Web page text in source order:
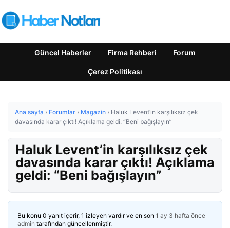
Güncel Haberler Firma Rehberi Forum
Çerez Politikası
Ana sayfa › Forumlar › Magazin › Haluk Levent’in karşılıksız çek
davasında karar çıktı! Açıklama geldi: “Beni bağışlayın”
Haluk Levent’in karşılıksız çek
davasında karar çıktı! Açıklama
geldi: “Beni bağışlayın”
Bu konu 0 yanıt içerir, 1 izleyen vardır ve en son 1 ay 3 hafta önce
admin tarafından güncellenmiştir.